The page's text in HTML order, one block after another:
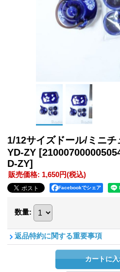
1/12サイズドール/ミニ
YD-ZY
D-ZY]
販売価格: 1,650円(税込)
Facebookでシェア
数量:
返品特約に関する重要事項